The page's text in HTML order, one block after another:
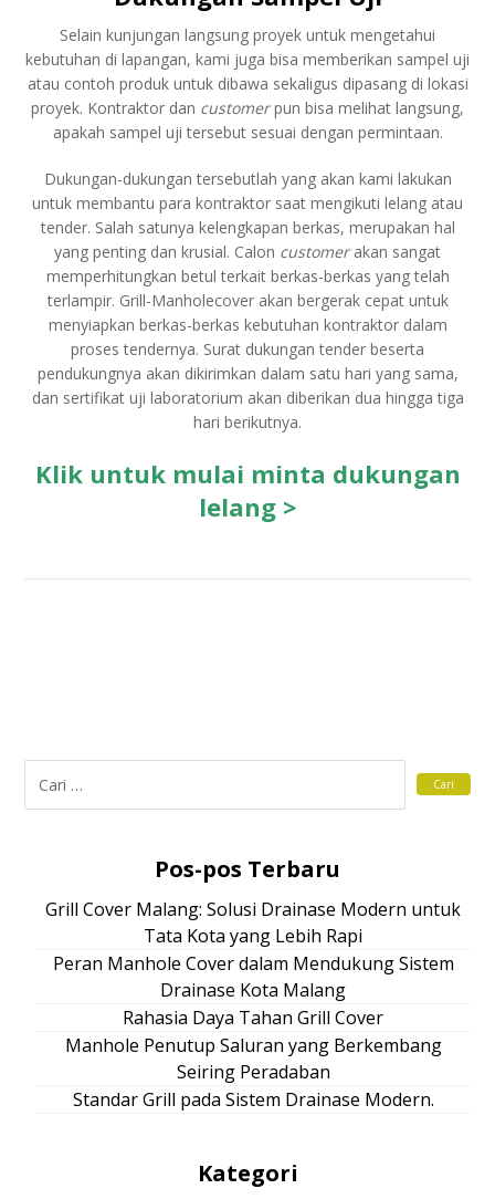
Selain kunjungan langsung proyek untuk mengetahui
kebutuhan di lapangan, kami juga bisa memberikan sampel uji
atau contoh produk untuk dibawa sekaligus dipasang di lokasi
proyek. Kontraktor dan customerpun bisa melihat langsung,
apakah sampel uji tersebut sesuai dengan permintaan.
Dukungan-dukungan tersebutlah yang akan kami lakukan
untuk membantu para kontraktor saat mengikuti lelang atau
tender. Salah satunya kelengkapan berkas, merupakan hal
yang penting dan krusial. Calon customerakan sangat
memperhitungkan betul terkait berkas-berkas yang telah
terlampir. Grill-Manholecover akan bergerak cepat untuk
menyiapkan berkas-berkas kebutuhan kontraktor dalam
proses tendernya. Surat dukungan tender beserta
pendukungnya akan dikirimkan dalam satu hari yang sama,
dan sertifikat uji laboratorium akan diberikan dua hingga tiga
hari berikutnya.
Klik untuk mulai minta dukungan
lelang >
Pos-pos Terbaru
Grill Cover Malang: Solusi Drainase Modern untuk
Tata Kota yang Lebih Rapi
Peran Manhole Cover dalam Mendukung Sistem
Drainase Kota Malang
Rahasia Daya Tahan Grill Cover
Manhole Penutup Saluran yang Berkembang
Seiring Peradaban
Standar Grill pada Sistem Drainase Modern.
Kategori